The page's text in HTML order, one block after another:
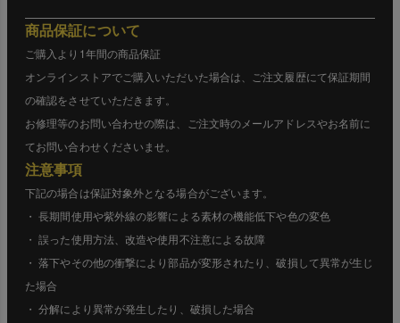
商品保証について
ご購入より1年間の商品保証
オンラインストアでご購入いただいた場合は、ご注文履歴にて保証期間
の確認をさせていただきます。
お修理等のお問い合わせの際は、ご注文時のメールアドレスやお名前に
てお問い合わせくださいませ。
注意事項
下記の場合は保証対象外となる場合がございます。
・ 長期間使用や紫外線の影響による素材の機能低下や色の変色
・ 誤った使用方法、改造や使用不注意による故障
・ 落下やその他の衝撃により部品が変形されたり、破損して異常が生じ
た場合
・ 分解により異常が発生したり、破損した場合